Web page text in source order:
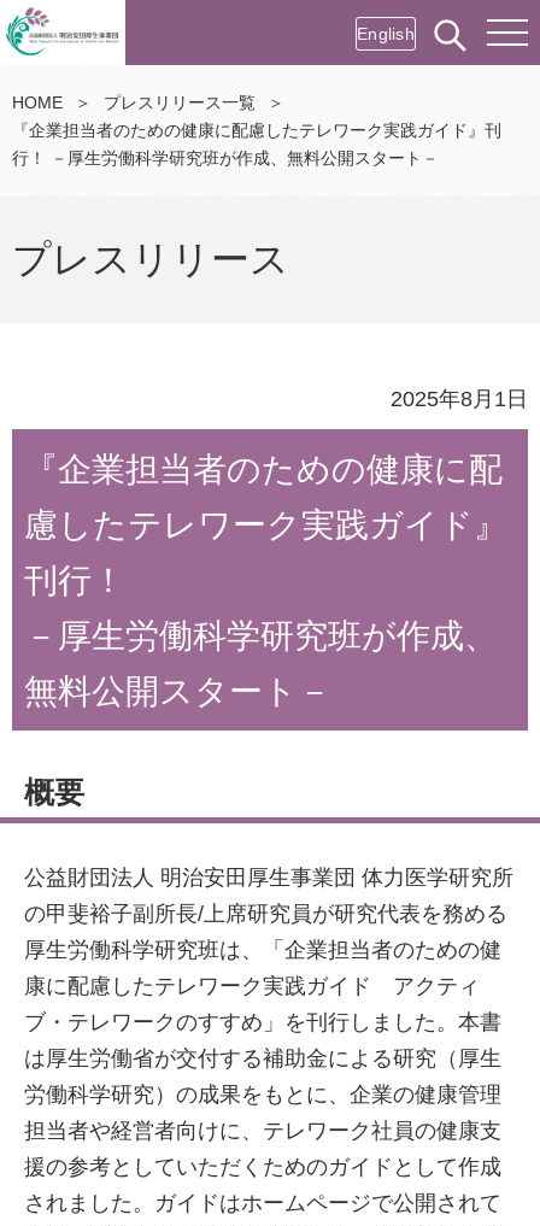
English
HOME ＞ プレスリリース一覧
＞
『企業担当者のための健康に配慮したテレワーク実践ガイド』刊
行！ －厚生労働科学研究班が作成、無料公開スタート－
プレスリリース
2025年8月1日
『企業担当者のための健康に配
慮したテレワーク実践ガイド』
刊行！
－厚生労働科学研究班が作成、
無料公開スタート－
概要
公益財団法人 明治安田厚生事業団 体力医学研究所
の甲斐裕子副所長/上席研究員が研究代表を務める
厚生労働科学研究班は、「企業担当者のための健
康に配慮したテレワーク実践ガイド アクティ
ブ・テレワークのすすめ」を刊行しました。本書
は厚生労働省が交付する補助金による研究（厚生
労働科学研究）の成果をもとに、企業の健康管理
担当者や経営者向けに、テレワーク社員の健康支
援の参考としていただくためのガイドとして作成
されました。ガイドはホームページで公開されて